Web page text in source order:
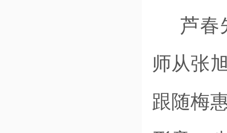
芦春
师从张
跟随梅